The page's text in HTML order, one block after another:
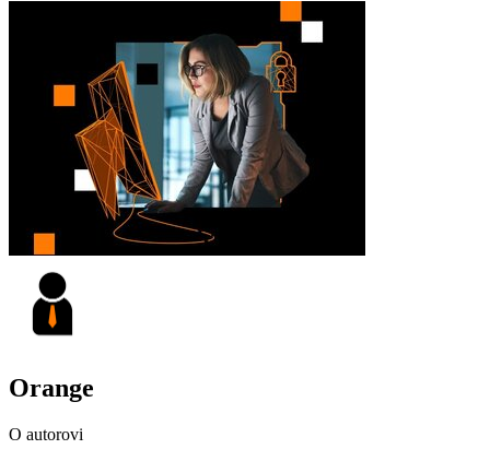
Orange
O autorovi